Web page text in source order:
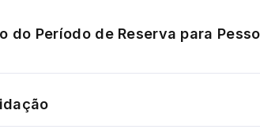
do Período de Reserva para